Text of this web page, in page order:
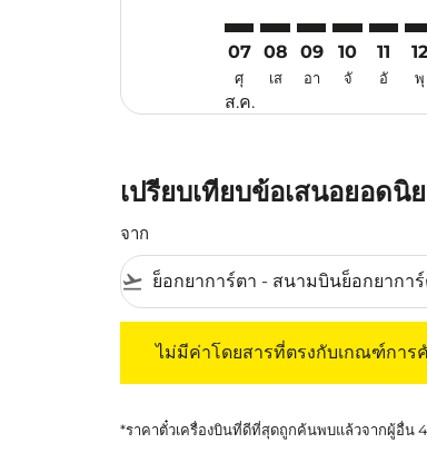
07
ศุ
ส.ค.
08
เส
09
อา
10
จั
11
อั
12
พุ
เปรียบเทียบข้อเสนอยอด
จาก
flight_takeoff
ไม่มีค่าโดยสารที่ตรงกับเกณฑ์กา
*ราคาตั๋วเครื่องบินที่ดีที่สุดถูกค้นพบแล้วจากผู้อื่น